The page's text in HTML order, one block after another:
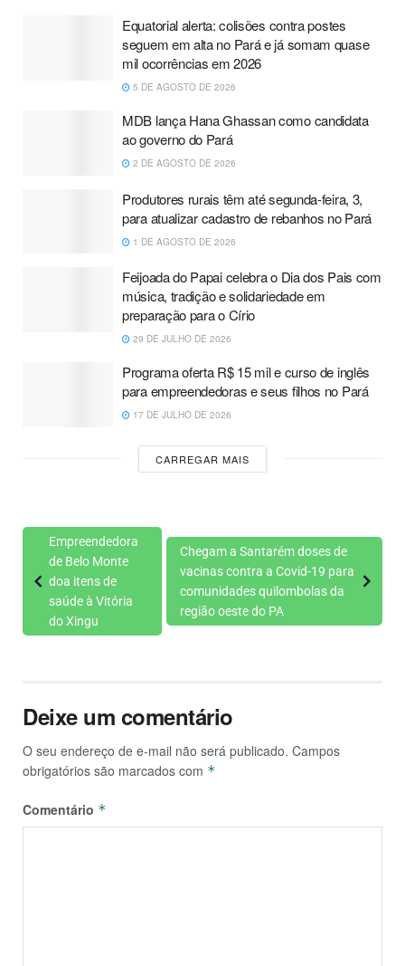
Equatorial alerta: colisões contra postes
seguem em alta no Pará e já somam quase
mil ocorrências em 2026
5 DE AGOSTO DE 2026
MDB lança Hana Ghassan como candidata
ao governo do Pará
2 DE AGOSTO DE 2026
Produtores rurais têm até segunda-feira, 3,
para atualizar cadastro de rebanhos no Pará
1 DE AGOSTO DE 2026
Feijoada do Papai celebra o Dia dos Pais com
música, tradição e solidariedade em
preparação para o Círio
29 DE JULHO DE 2026
Programa oferta R$ 15 mil e curso de inglês
para empreendedoras e seus filhos no Pará
17 DE JULHO DE 2026
CARREGAR MAIS
Empreendedora
de Belo Monte
doa itens de
saúde à Vitória
do Xingu
Chegam a Santarém doses de
vacinas contra a Covid-19 para
comunidades quilombolas da
região oeste do PA
Deixe um comentário
O seu endereço de e-mail não será publicado. Campos
obrigatórios são marcados com *
Comentário *